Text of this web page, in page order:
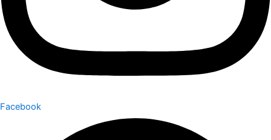
Facebook